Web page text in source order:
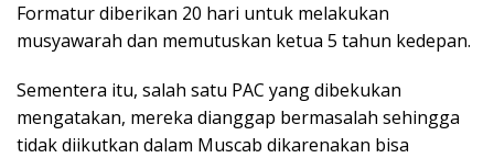
Formatur diberikan 20 hari untuk melakukan
musyawarah dan memutuskan ketua 5 tahun kedepan.
Sementera itu, salah satu PAC yang dibekukan
mengatakan, mereka dianggap bermasalah sehingga
tidak diikutkan dalam Muscab dikarenakan bisa